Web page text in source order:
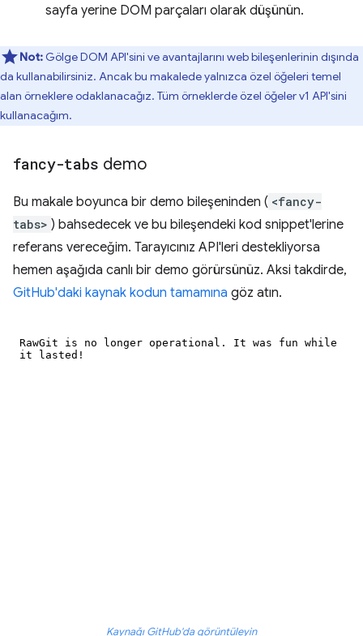
sayfa yerine DOM parçaları olarak düşünün.
Not: Gölge DOM API'sini ve avantajlarını web bileşenlerinin dışında
da kullanabilirsiniz. Ancak bu makalede yalnızca özel öğeleri temel
alan örneklere odaklanacağız. Tüm örneklerde özel öğeler v1 API'sini
kullanacağım.
fancy-tabs demo
Bu makale boyunca bir demo bileşeninden ( <fancy-
tabs> ) bahsedecek ve bu bileşendeki kod snippet'lerine
referans vereceğim. Tarayıcınız API'leri destekliyorsa
hemen aşağıda canlı bir demo görürsünüz. Aksi takdirde,
GitHub'daki kaynak kodun tamamına göz atın.
Kaynağı GitHub'da görüntüleyin